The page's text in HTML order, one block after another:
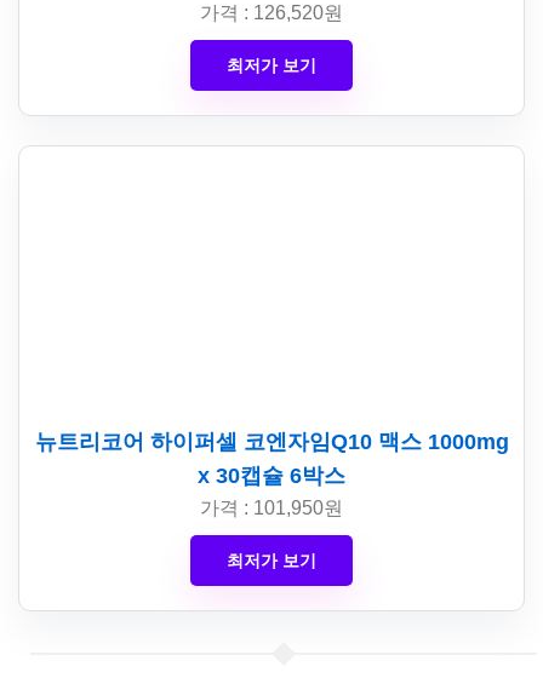
가격 : 126,520원
최저가 보기
뉴트리코어 하이퍼셀 코엔자임Q10 맥스 1000mg
x 30캡슐 6박스
가격 : 101,950원
최저가 보기